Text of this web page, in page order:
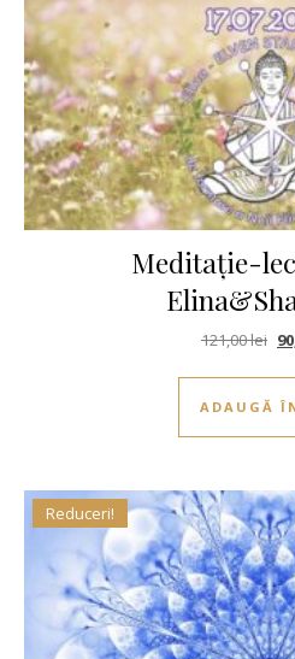
Meditație-
121,00lei
ADAUGĂ
Reduceri!